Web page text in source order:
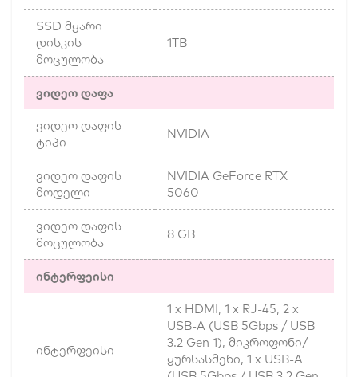
SSD მყარი
დისკის
მოცულობა
1TB
ვიდეო დაფა
ვიდეო დაფის
ტიპი
NVIDIA
ვიდეო დაფის
მოდელი
NVIDIA GeForce RTX
5060
ვიდეო დაფის
მოცულობა
8 GB
ინტერფეისი
ინტერფეისი
1 x HDMI, 1 x RJ-45, 2 x
USB-A (USB 5Gbps / USB
3.2 Gen 1), მიკროფონი/
ყურსასმენი, 1 x USB-A